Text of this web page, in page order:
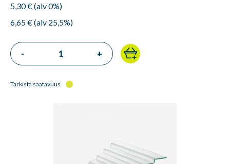
5,30 € (alv 0%)
6,65 € (alv 25,5%)
- +
Tarkista saatavuus